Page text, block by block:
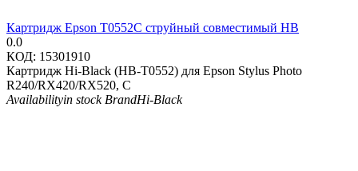
Картридж Epson T0552C струйный совместимый HB
0.0
КОД: 15301910
Картридж Hi-Black (HB-T0552) для Epson Stylus Photo
R240/RX420/RX520, C
Availabilityin stock BrandHi-Black